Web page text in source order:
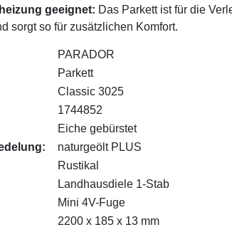
geeignet: Das Parkett ist für die
sorgt so für zusätzlichen Komfort.
PARADOR
Parkett
Classic 3025
1744852
Eiche gebürstet
naturgeölt PLUS
Rustikal
Landhausdiele 1-Stab
Mini 4V-Fuge
2200 x 185 x 13 mm